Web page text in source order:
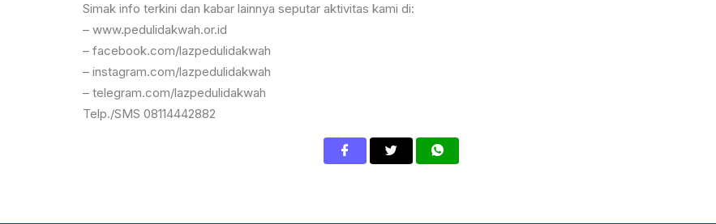
Simak info terkini dan kabar lainnya seputar aktivitas kami di:
– www.pedulidakwah.or.id
– facebook.com/lazpedulidakwah
– instagram.com/lazpedulidakwah
– telegram.com/lazpedulidakwah
Telp./SMS 08114442882